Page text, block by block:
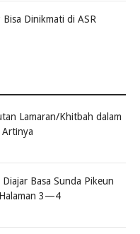
Dinikmati di ASR
Lamaran/Khitbah dalam
Artinya
Diajar Basa Sunda Pikeun
3—4